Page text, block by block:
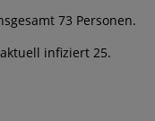
73 Personen.
infiziert 25.